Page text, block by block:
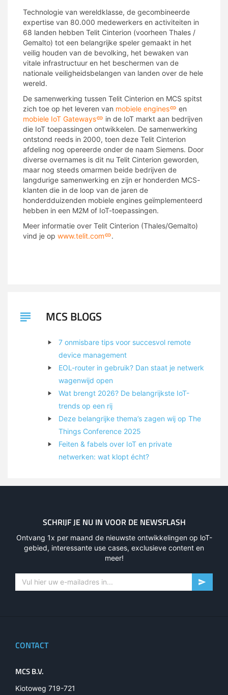
Technologie van wereldklasse, de gecombineerde
expertise van 80.000 medewerkers en activiteiten in
68 landen hebben Telit Cinterion (voorheen Thales /
Gemalto) tot een belangrijke speler gemaakt in het
veilig houden van de bevolking, het bewaken van
vitale infrastructuur en het beschermen van de
nationale veiligheidsbelangen van landen over de hele
wereld.
De samenwerking tussen Telit Cinterion en MCS spitst
zich toe op het leveren van mobiele engines
en
mobiele IoT Gateways
in de IoT markt aan bedrijven
die IoT toepassingen ontwikkelen. De samenwerking
ontstond reeds in 2000, toen deze Telit Cinterion
afdeling nog opereerde onder de naam Siemens. Door
diverse overnames is dit nu Telit Cinterion geworden,
maar nog steeds omarmen beide bedrijven de
langdurige samenwerking en zijn er honderden MCS-
klanten die in de loop van de jaren de
honderdduizenden mobiele engines geïmplementeerd
hebben in een M2M of IoT-toepassingen.
Meer informatie over Telit Cinterion (Thales/Gemalto)
vind je op www.telit.com .
MCS BLOGS
7 onmisbare tips voor succesvol remote
device management
EOL-router in gebruik? Dan staat je netwerk
wagenwijd open
Wat brengt 2026? De belangrijkste IoT-
trends op een rij
Deze belangrijke thema’s zagen wij op The
Things Conference 2025
Feiten & fabels over IoT en private
netwerken: wat klopt écht?
SCHRIJF JE NU IN VOOR DE NEWSFLASH
Ontvang 1x per maand de nieuwste ontwikkelingen op loT-
gebied, interessante use cases, exclusieve content en
meer!
CONTACT
MCS B.V.
Kiotoweg 719-721